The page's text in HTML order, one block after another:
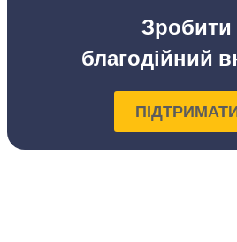
Зробити
благодійний